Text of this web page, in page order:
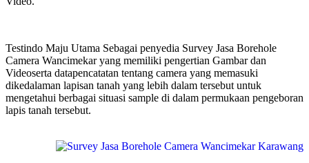
Testindo Maju Utama Sebagai penyedia Survey Jasa Borehole
Camera Wancimekar yang memiliki pengertian Gambar dan
Videoserta datapencatatan tentang camera yang memasuki
dikedalaman lapisan tanah yang lebih dalam tersebut untuk
mengetahui berbagai situasi sample di dalam permukaan pengeboran
lapis tanah tersebut.